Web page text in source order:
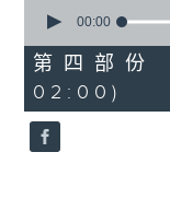
6.「桂枝寫
由 馬師曾、
節目時間：
seconds
56
minutes,
9
seconds
00:00
第四部
02:00)